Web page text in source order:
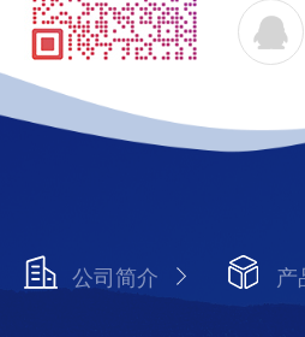
公司简介 产